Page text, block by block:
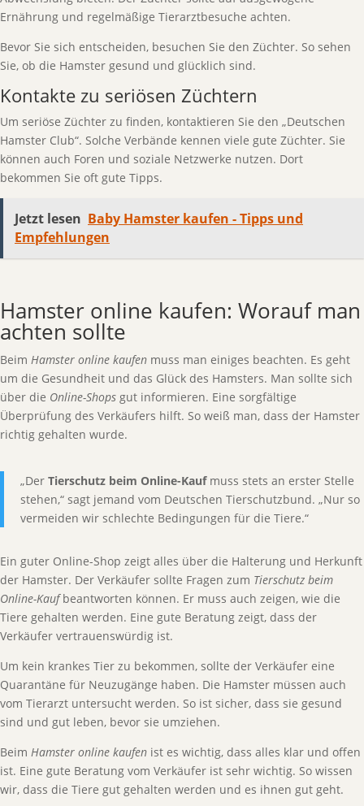
Ernährung und regelmäßige Tierarztbesuche achten.
Bevor Sie sich entscheiden, besuchen Sie den Züchter. So sehen
Sie, ob die Hamster gesund und glücklich sind.
Kontakte zu seriösen Züchtern
Um seriöse Züchter zu finden, kontaktieren Sie den „Deutschen
Hamster Club“. Solche Verbände kennen viele gute Züchter. Sie
können auch Foren und soziale Netzwerke nutzen. Dort
bekommen Sie oft gute Tipps.
Jetzt lesen Baby Hamster kaufen - Tipps und
Empfehlungen
Hamster online kaufen: Worauf man
achten sollte
Beim Hamster online kaufen muss man einiges beachten. Es geht
um die Gesundheit und das Glück des Hamsters. Man sollte sich
über die Online-Shops gut informieren. Eine sorgfältige
Überprüfung des Verkäufers hilft. So weiß man, dass der Hamster
richtig gehalten wurde.
„Der Tierschutz beim Online-Kaufmuss stets an erster Stelle
stehen,“ sagt jemand vom Deutschen Tierschutzbund. „Nur so
vermeiden wir schlechte Bedingungen für die Tiere.“
Ein guter Online-Shop zeigt alles über die Halterung und Herkunft
der Hamster. Der Verkäufer sollte Fragen zum Tierschutz beim
Online-Kaufbeantworten können. Er muss auch zeigen, wie die
Tiere gehalten werden. Eine gute Beratung zeigt, dass der
Verkäufer vertrauenswürdig ist.
Um kein krankes Tier zu bekommen, sollte der Verkäufer eine
Quarantäne für Neuzugänge haben. Die Hamster müssen auch
vom Tierarzt untersucht werden. So ist sicher, dass sie gesund
sind und gut leben, bevor sie umziehen.
Beim Hamster online kaufen ist es wichtig, dass alles klar und offen
ist. Eine gute Beratung vom Verkäufer ist sehr wichtig. So wissen
wir, dass die Tiere gut gehalten werden und es ihnen gut geht.